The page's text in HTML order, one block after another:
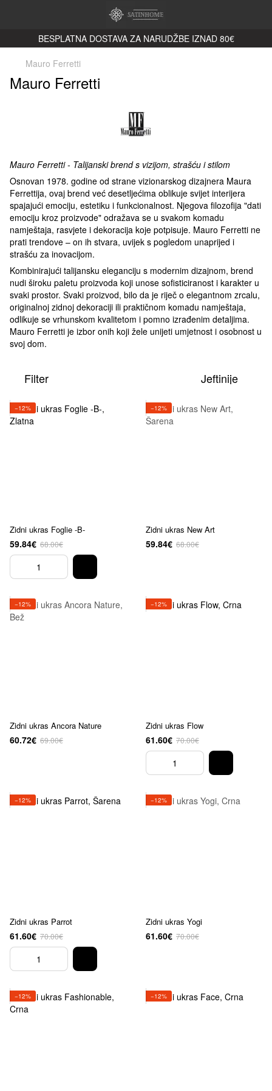
BESPLATNA DOSTAVA ZA NARUDŽBE IZNAD 80€
Mauro Ferretti
Mauro Ferretti
Mauro Ferretti - Talijanski brend s vizijom, strašću i stilom
Osnovan 1978. godine od strane vizionarskog dizajnera Maura
Ferrettija, ovaj brend već desetljećima oblikuje svijet interijera
spajajući emociju, estetiku i funkcionalnost. Njegova filozofija "dati
emociju kroz proizvode" odražava se u svakom komadu
namještaja, rasvjete i dekoracija koje potpisuje. Mauro Ferretti ne
prati trendove – on ih stvara, uvijek s pogledom unaprijed i
strašću za inovacijom.
Kombinirajući talijansku eleganciju s modernim dizajnom, brend
nudi široku paletu proizvoda koji unose sofisticiranost i karakter u
svaki prostor. Svaki proizvod, bilo da je riječ o elegantnom zrcalu,
originalnoj zidnoj dekoraciji ili praktičnom komadu namještaja,
odlikuje se vrhunskom kvalitetom i pomno izrađenim detaljima.
Mauro Ferretti je izbor onih koji žele unijeti umjetnost i osobnost u
svoj dom.
Filter Jeftinije
−12%
Zidni ukras Foglie -B-
59.84€ 68.00€
−12%
Zidni ukras New Art
59.84€ 68.00€
−12%
Zidni ukras Ancora Nature
60.72€ 69.00€
−12%
Zidni ukras Flow
61.60€ 70.00€
−12%
Zidni ukras Parrot
61.60€ 70.00€
−12%
Zidni ukras Yogi
61.60€ 70.00€
−12% −12%